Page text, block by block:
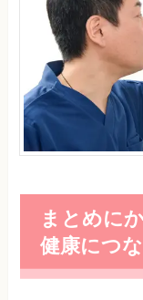
まとめに
健康につ